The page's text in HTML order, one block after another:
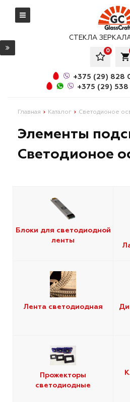
СТЕКЛА
local_grocery_store
0
+375 (29) 828
+375 (29) 538
Главная Каталог Светодионое
Элементы
Светодионое
Блоки для светодиодной
ленты
Лента светодиодная
Прожекторы
светодиодные